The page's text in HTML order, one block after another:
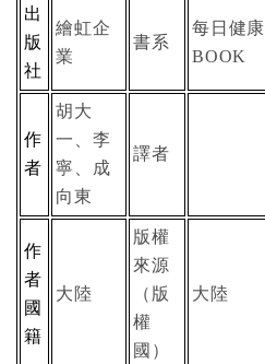
出
版
社
繪虹企
業
書系
每日健康
BOOK
作
者
胡大
一、李
寧、成
向東
譯者
作
者
國
籍
大陸
版權
來源
（版
權
國）
大陸